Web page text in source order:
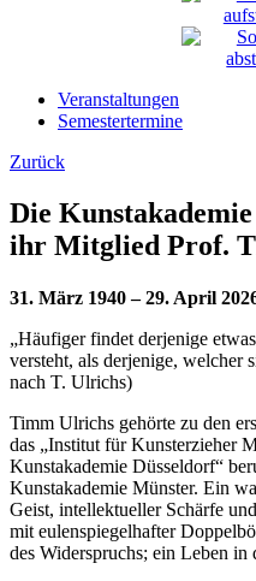
Veranstaltungen
Semestertermine
Zurück
Die
ihr Mitglied Prof.
31. März 1940 – 29. April
„Häufiger findet derjenige
versteht, als derjenige, welcher
nach T. Ulrichs)
Timm Ulrichs gehörte zu den
das „Institut für Kunsterzieher
Kunstakademie Düsseldorf“
Kunstakademie Münster. Ein
Geist, intellektueller Schärfe
mit eulenspiegelhafter
des Widerspruchs; ein Leben in